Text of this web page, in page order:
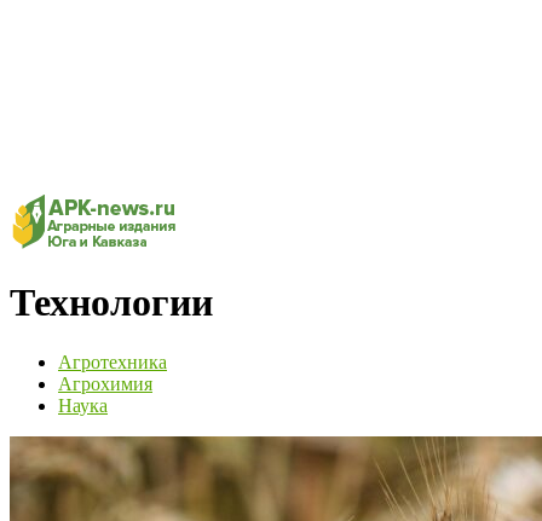
Технологии
Агротехника
Агрохимия
Наука